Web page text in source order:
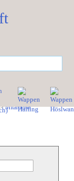
Mitarbeiter